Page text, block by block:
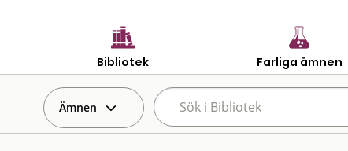
Bibliotek Farliga ämnen
Ämnen